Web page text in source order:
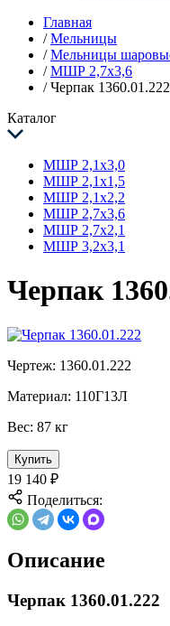
Главная
/ Мельницы
/ Мельницы
/ МШР 2,7х3,6
/ Черпак 1360.01.222
Каталог
МШР 2,1х3,0
МШР 2,1х1,5
МШР 2,1х2,2
МШР 2,7х3,6
МШР 2,7х2,1
МШР 3,2х3,1
Черпак
Чертеж: 1360.01.222
Материал: 110Г13Л
Вес: 87 кг
Купить
19 140 ₽
Поделиться:
Описание
Черпак 1360.01.222